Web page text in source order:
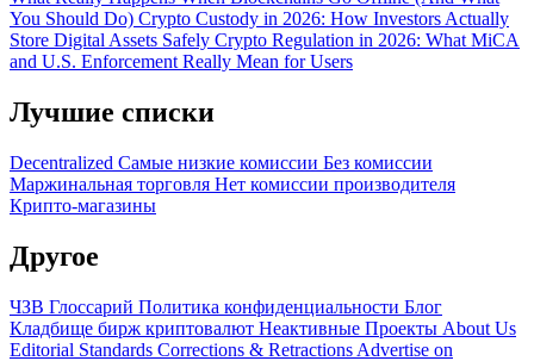
You Should Do) Crypto Custody in 2026: How Investors Actually
Store Digital Assets Safely Crypto Regulation in 2026: What MiCA
and U.S. Enforcement Really Mean for Users
Лучшие списки
Decentralized Самые низкие комиссии Без комиссии
Маржинальная торговля Нет комиссии производителя
Крипто-магазины
Другое
ЧЗВ Глоссарий Политика конфиденциальности Блог
Кладбище бирж криптовалют Неактивные Проекты About Us
Editorial Standards Corrections & Retractions Advertise on